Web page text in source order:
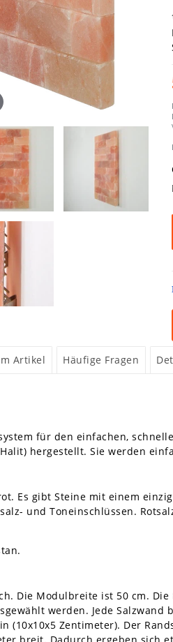
Artikel Häufige Fragen
für den einfachen,
hergestellt. Sie werden
Es gibt Steine mit einem
und Toneinschlüssen.
Die Modulbreite ist 50 cm.
werden. Jede
Zentimeter). Der
breit. Dadurch ergeben sich